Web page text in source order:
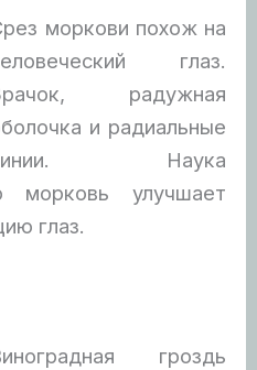
моркови похож на
глаз.
радужная
и радиальные
Наука
морковь улучшает
глаз.
гроздь